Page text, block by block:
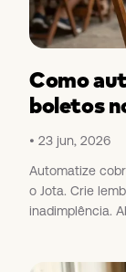
Como
boletos
23 jun, 2026
Automatize
o Jota. Crie
inadimplência.